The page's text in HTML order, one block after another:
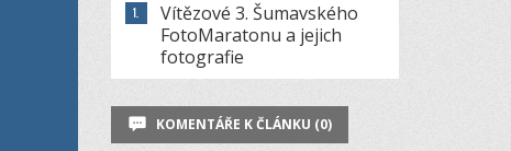
Vítězové 3. Šumavského
FotoMaratonu a jejich
fotografie
KOMENTÁŘE K ČLÁNKU (0)